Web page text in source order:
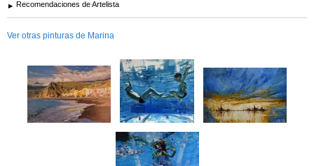
Recomendaciones de Artelista
Ver otras pinturas de Marina